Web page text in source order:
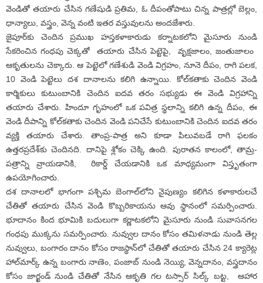
వెండితో తయారు చేసిన గణేషుడి ప్రతిమ, ఓ దీపంతోపాటు చిన్న పాత్రల్లో బెల్లం,
ధాన్యాలు, వస్త్రం, వెన్న వంటి ఇతర వస్తువులను అందజేశారు.
జైపూర్‌కు చెందిన ప్ర‌ముఖ హస్తకళాకారుడు కర్నాటకలోని మైసూరు నుండి
సేకరించిన గంధపు చెక్కతో తయారు చేసిన పెట్టెపై, వృక్షజాలం, జంతుజాలం ​​​​
ఆకృతులను చెక్కారు. ఆ పెట్టెలో గణేశుడి వెండి విగ్రహం, నూనె దీపం, రాగి పలక,
10 వెండి పెట్టెలు ద‌శ దానాల‌ను క‌లిగి ఉన్నాయి. కోల్‌కతాకు చెందిన వెండి
కార్మికులు కుటుంబానికి చెందిన ఐదవ తరం సభ్యుడు ఈ వెండి విగ్రహాన్ని
తయారు చేశారు. హిందూ గృహంలో ఒక పవిత్ర స్థలాన్ని క‌లిగి ఉన్న దీపం, ఈ
వెండి దీపాన్ని కోల్‌కతాకు చెందిన వెండి ప‌నిచేసే కుటుంబానికి చెందిన ఐదవ తరం
వ్య‌క్తి తయారు చేశారు. తాంప్ర-పాత్ర అని కూడా పిలువబడే రాగి ఫలకం
ఉత్తరప్రదేశ్‌కు చెందినది. దానిపై శ్లోకం చెక్కి ఉంది. పురాతన కాలంలో, తామ్ర-
పత్రాన్ని వ్రాయడానికి, రికార్డ్ చేయడానికి ఒక మాధ్యమంగా విస్తృతంగా
ఉప‌యోగించారు.
ద‌శ దానాల‌లో భాగంగా పశ్చిమ బెంగాల్‌లోని నైపుణ్యం కలిగిన కళాకారులచే
చేతితో తయారు చేసిన వెండి కొబ్బరికాయను ఆవు స్థానంలో సమర్పించారు.
భూదానం కింద‌ భూమికి బదులుగా కర్ణాటకలోని మైసూరు నుండి సువాసనగల
గంధపు ముక్కను సమర్పించారు. నువ్వుల దానం కోసం తమిళనాడు నుండి తెల్ల
నువ్వులు, బంగారం దానం కోసం రాజస్థాన్‌లో చేతితో తయారు చేసిన 24 క్యారెట్ల
హాల్‌మార్క్ ఉన్న బంగారు నాణెం, పంజాబ్ నుండి నెయ్యి, వెన్నదానం, వస్త్రదానం
కోసం జార్ఖండ్ నుండి చేతితో నేసిన ఆకృతి గల టస్సార్ సిల్క్ బ‌ట్ట, ఆహార